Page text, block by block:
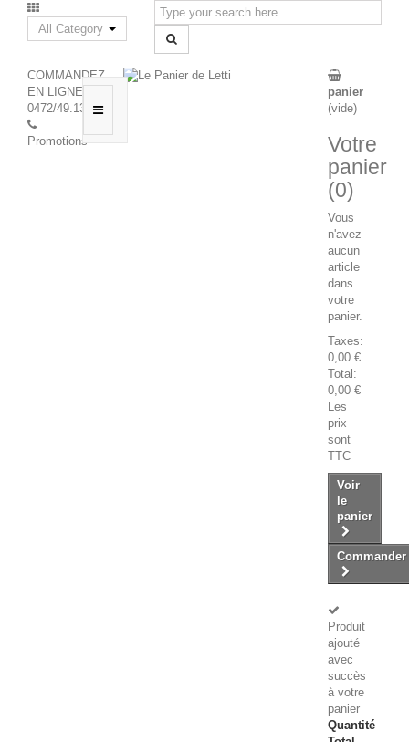
All Category
COMMANDEZ
EN LIGNE :
0472/49.13.65
Promotions
panier
(vide)
Votre
panier
(0)
Vous
n'avez
aucun
article
dans
votre
panier.
Taxes:
0,00 €
Total:
0,00 €
Les
prix
sont
TTC
Voir
le
panier
Commander
Produit
ajouté
avec
succès
à votre
panier
Quantité